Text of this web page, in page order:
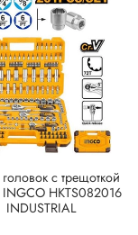
с трещоткой
HKTS082016
INDUSTRIAL